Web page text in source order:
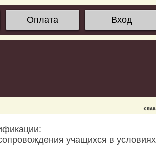
Оплата Вход
учащихся в условиях